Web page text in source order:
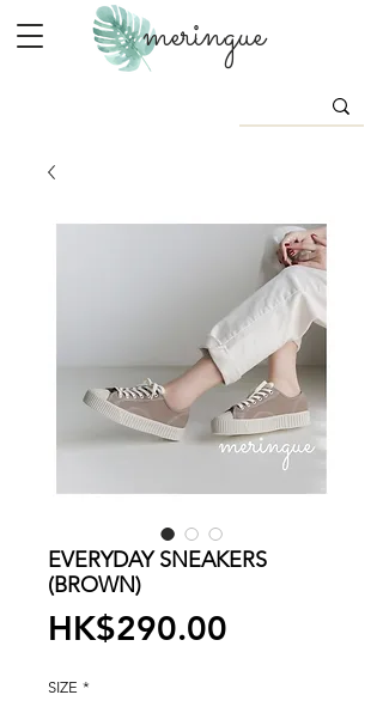
meringue
EVERYDAY SNEAKERS
(BROWN)
HK$290.00
SIZE *